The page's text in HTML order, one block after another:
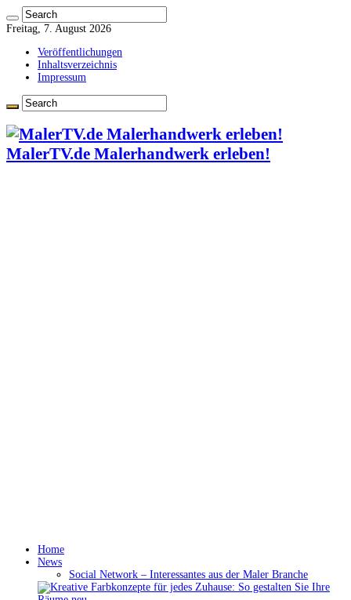
Freitag, 7. August 2026
Veröffentlichungen
Inhaltsverzeichnis
Impressum
MalerTV.de Malerhandwerk erleben!
Home
News
Social Network – Interessantes aus der Maler Branche